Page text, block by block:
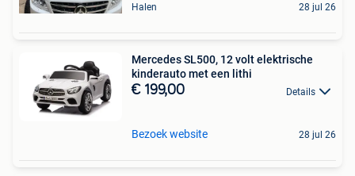
Halen 28 jul 26
Mercedes SL500, 12 volt elektrische
kinderauto met een lithi
€ 199,00 Details
Bezoek website 28 jul 26